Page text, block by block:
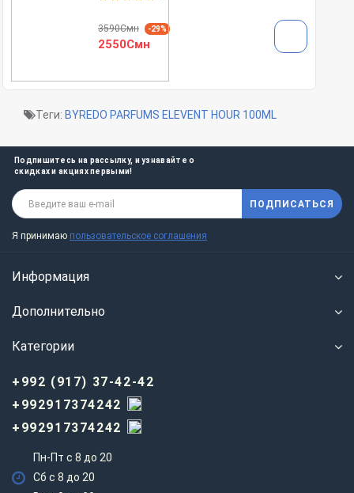
3590Смн -29%
2550Смн
Теги: BYREDO PARFUMS ELEVENT HOUR 100ML
Подпишитесь на рассылку, и узнавайте о
скидках и акциях первыми!
ПОДПИСАТЬСЯ
Я принимаю пользовательское соглашения
Информация
Дополнительно
Категории
+992 (917) 37-42-42
+992917374242
+992917374242
Пн-Пт с 8 до 20
Сб с 8 до 20